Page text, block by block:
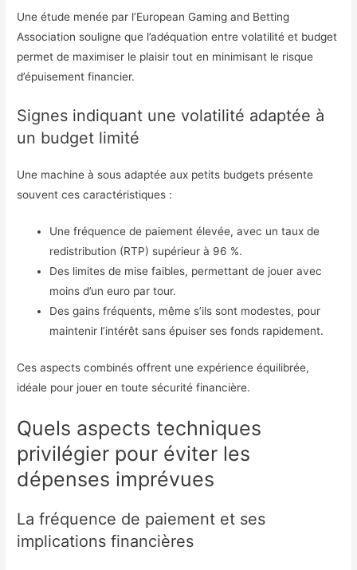
Une étude menée par l’European Gaming and Betting
Association souligne que l’adéquation entre volatilité et budget
permet de maximiser le plaisir tout en minimisant le risque
d’épuisement financier.
Signes indiquant une volatilité adaptée à
un budget limité
Une machine à sous adaptée aux petits budgets présente
souvent ces caractéristiques :
Une fréquence de paiement élevée, avec un taux de
redistribution (RTP) supérieur à 96 %.
Des limites de mise faibles, permettant de jouer avec
moins d’un euro par tour.
Des gains fréquents, même s’ils sont modestes, pour
maintenir l’intérêt sans épuiser ses fonds rapidement.
Ces aspects combinés offrent une expérience équilibrée,
idéale pour jouer en toute sécurité financière.
Quels aspects techniques
privilégier pour éviter les
dépenses imprévues
La fréquence de paiement et ses
implications financières